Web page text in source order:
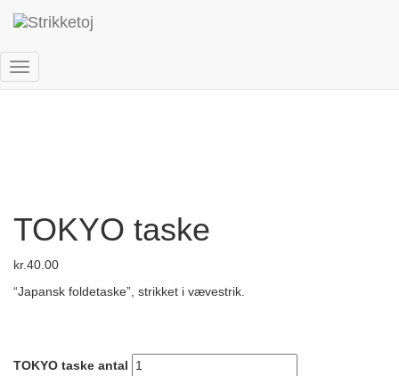
Skift
Forside
TOKYO taske
kr.40.00
“Japansk foldetaske”, strikket i vævestrik.
TOKYO taske antal